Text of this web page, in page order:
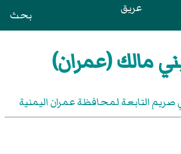
عريق بحث
مالك (عمران)
صريم التابعة لمحافظة عمران اليمنية